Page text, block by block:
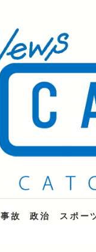
故 政治 スポー